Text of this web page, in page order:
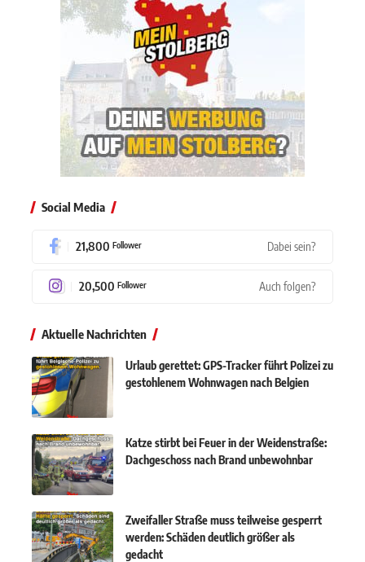
Social Media
21,800 Follower Dabei sein?
20,500 Follower Auch folgen?
Aktuelle Nachrichten
Urlaub gerettet: GPS-Tracker führt Polizei zu
gestohlenem Wohnwagen nach Belgien
Katze stirbt bei Feuer in der Weidenstraße:
Dachgeschoss nach Brand unbewohnbar
Zweifaller Straße muss teilweise gesperrt
werden: Schäden deutlich größer als
gedacht